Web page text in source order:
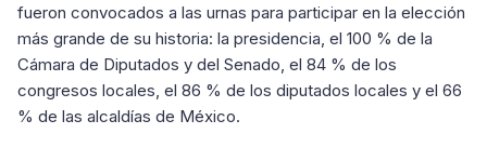
fueron convocados a las urnas para participar en la elección
más grande de su historia: la presidencia, el 100 % de la
Cámara de Diputados y del Senado, el 84 % de los
congresos locales, el 86 % de los diputados locales y el 66
% de las alcaldías de México.